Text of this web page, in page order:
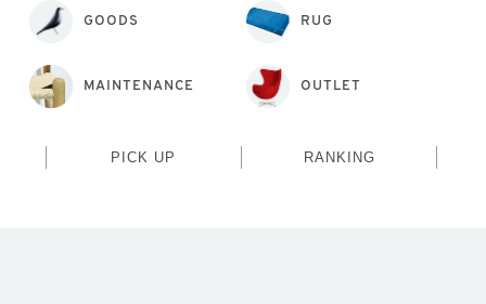
GOODS RUG
MAINTENANCE OUTLET
PICK UP RANKING